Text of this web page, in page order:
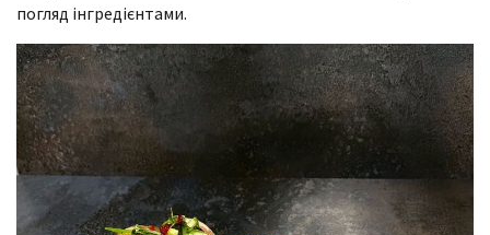
погляд інгредієнтами.